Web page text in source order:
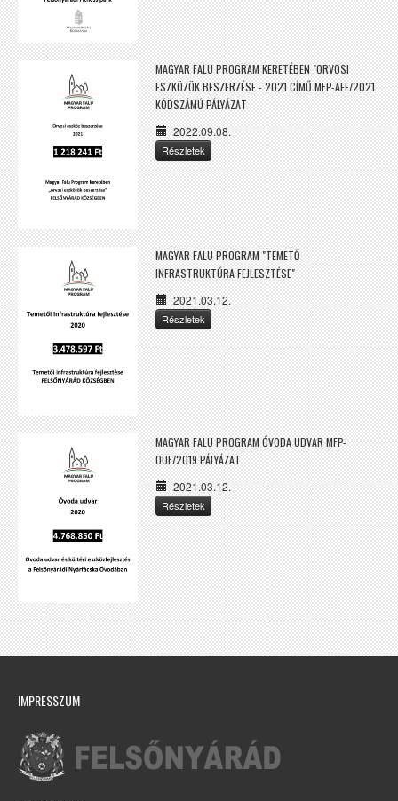
MAGYAR FALU PROGRAM KERETÉBEN "ORVOSI
ESZKÖZÖK BESZERZÉSE - 2021 CÍMŰ MFP-AEE/2021
KÓDSZÁMÚ PÁLYÁZAT
2022.09.08.
Részletek
MAGYAR FALU PROGRAM "TEMETŐ
INFRASTRUKTÚRA FEJLESZTÉSE"
2021.03.12.
Részletek
MAGYAR FALU PROGRAM ÓVODA UDVAR MFP-
OUF/2019.PÁLYÁZAT
2021.03.12.
Részletek
IMPRESSZUM